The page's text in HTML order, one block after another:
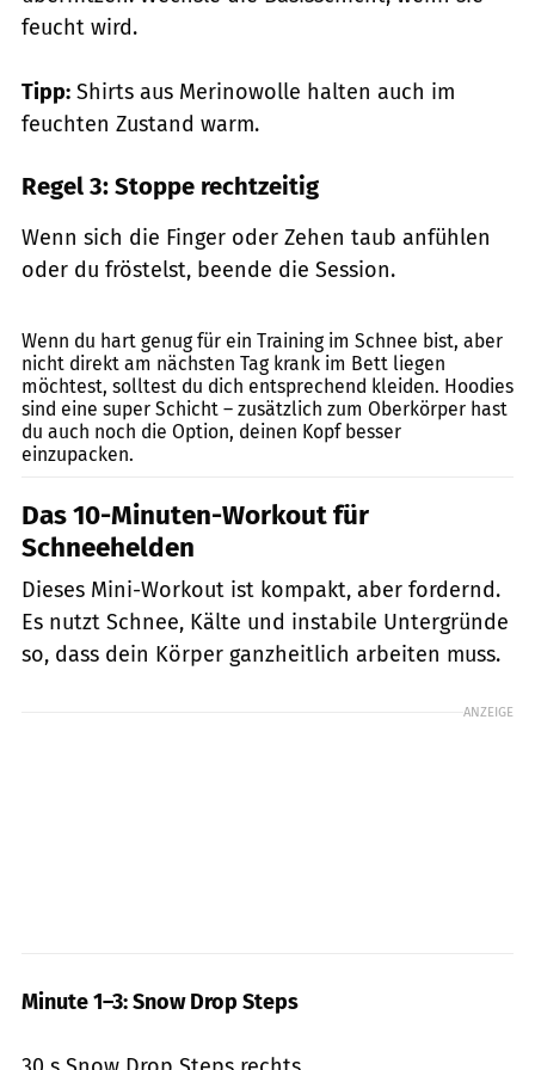
feucht wird.
Tipp: Shirts aus Merinowolle halten auch im
feuchten Zustand warm.
Regel 3: Stoppe rechtzeitig
Wenn sich die Finger oder Zehen taub anfühlen
oder du fröstelst, beende die Session.
Wenn du hart genug für ein Training im Schnee bist, aber
nicht direkt am nächsten Tag krank im Bett liegen
möchtest, solltest du dich entsprechend kleiden. Hoodies
sind eine super Schicht – zusätzlich zum Oberkörper hast
du auch noch die Option, deinen Kopf besser
einzupacken.
Das 10-Minuten-Workout für
Schneehelden
Dieses Mini-Workout ist kompakt, aber fordernd.
Es nutzt Schnee, Kälte und instabile Untergründe
so, dass dein Körper ganzheitlich arbeiten muss.
ANZEIGE
Minute 1–3: Snow Drop Steps